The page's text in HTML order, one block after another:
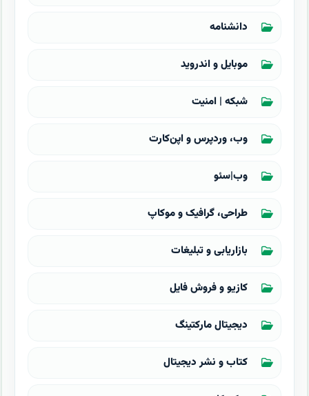
دانشنامه
موبایل و اندروید
شبکه | امنیت
وب، وردپرس و اپن‌کارت
وب|سئو
طراحی، گرافیک و موکاپ
بازاریابی و تبلیغات
کازیو و فروش فایل
دیجیتال مارکتینگ
کتاب و نشر دیجیتال